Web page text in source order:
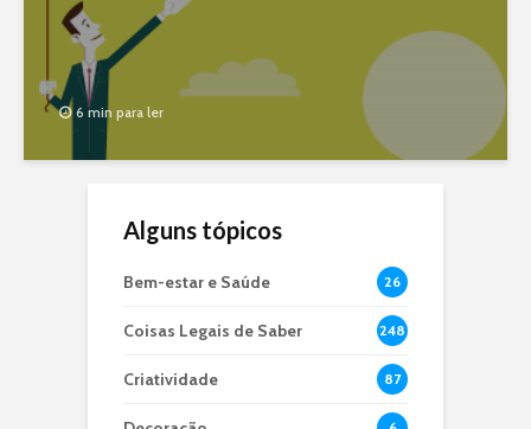
6 min para ler
Alguns tópicos
Bem-estar e Saúde 26
Coisas Legais de Saber 248
Criatividade 87